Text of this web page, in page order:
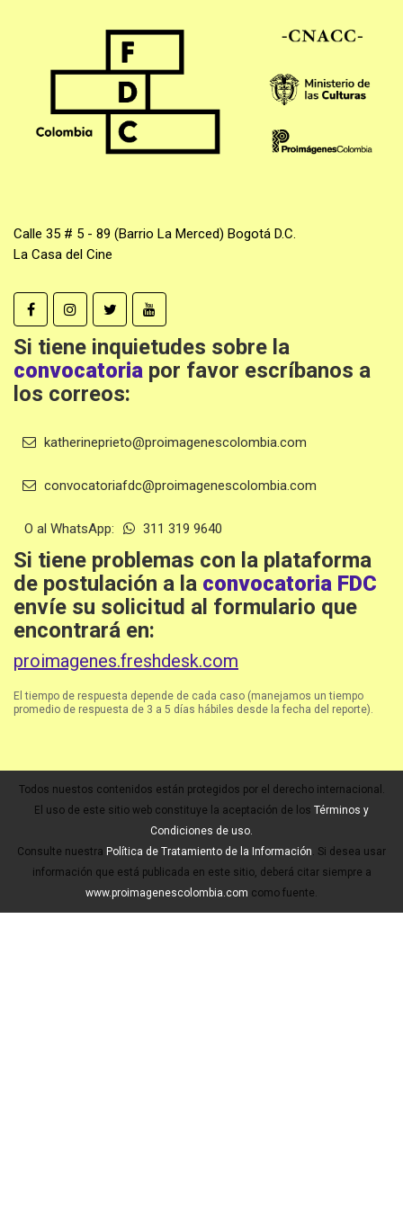
Calle 35 # 5 - 89 (Barrio La Merced) Bogotá D.C.
La Casa del Cine
Si tiene inquietudes sobre la
convocatoria por favor escríbanos a
los correos:
katherineprieto@proimagenescolombia.com
convocatoriafdc@proimagenescolombia.com
O al WhatsApp: 311 319 9640
Si tiene problemas con la plataforma
de postulación a la convocatoria FDC
envíe su solicitud al formulario que
encontrará en:
proimagenes.freshdesk.com
El tiempo de respuesta depende de cada caso (manejamos un tiempo
promedio de respuesta de 3 a 5 días hábiles desde la fecha del reporte).
Todos nuestos contenidos están protegidos por el derecho internacional.
El uso de este sitio web constituye la aceptación de los Términos y
Condiciones de uso.
Consulte nuestra Política de Tratamiento de la Información. Si desea usar
información que está publicada en este sitio, deberá citar siempre a
www.proimagenescolombia.com como fuente.